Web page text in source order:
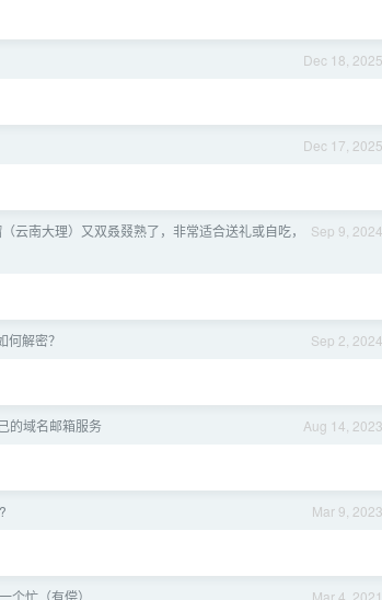
Dec 18, 2025
Dec 17, 2025
Sep 9, 2024
云南大理）又双叒叕熟了，非常适合送礼或自吃，
Sep 2, 2024
解密？
Aug 14, 2023
的域名邮箱服务
Mar 9, 2023
Mar 4, 2021
个忙（有偿）